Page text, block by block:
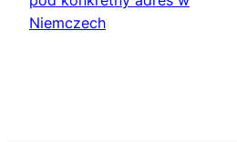
Niemczech